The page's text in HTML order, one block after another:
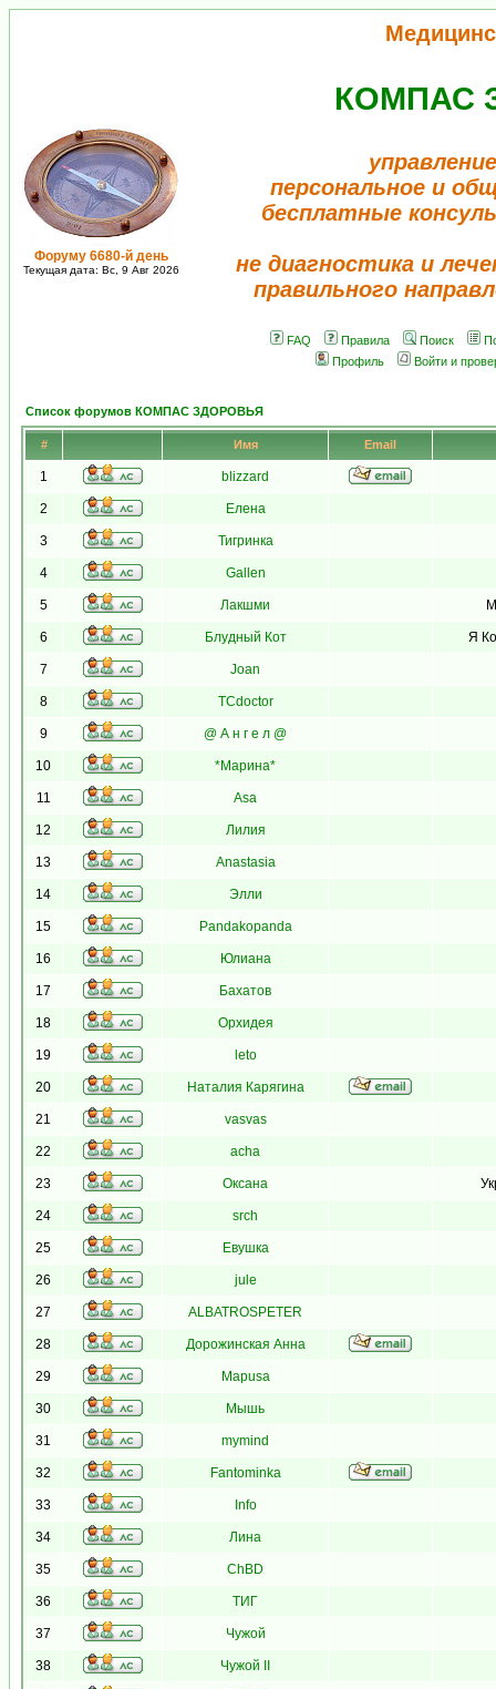
Форуму 6680-й день
Текущая дата: Вс, 9 Авг 2026
КОМПАС
персональное и
бесплатные
не диагностика и
правильного
FAQ Правила Поиск
Профиль
Войти и
Список форумов КОМПАС ЗДОРОВЬЯ
# Имя Email
1 blizzard
2 Елена
3 Тигринка
4 Gallen
5 Лакшми
6 Блудный Кот Я
7 Joan
8 TCdoctor
9 @ А н г е л @
10 *Марина*
11 Asa
12 Лилия
13 Anastasia
14 Элли
15 Pandakopanda
16 Юлиана
17 Бахатов
18 Орхидея
19 leto
20 Наталия Карягина
21 vasvas
22 acha
23 Оксана
24 srch
25 Евушка
26 jule
27 ALBATROSPETER
28 Дорожинская Анна
29 Mapusa
30 Мышь
31 mymind
32 Fantominka
33 Info
34 Лина
35 ChBD
36 ТИГ
37 Чужой
38 Чужой II